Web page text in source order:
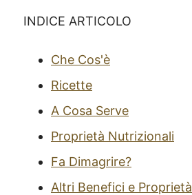
INDICE ARTICOLO
Che Cos'è
Ricette
A Cosa Serve
Proprietà Nutrizionali
Fa Dimagrire?
Altri Benefici e Proprietà